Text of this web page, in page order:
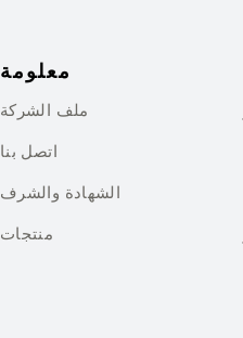
معلومة
ملف الشركة
اتصل بنا
الشهادة والشرف
منتجات